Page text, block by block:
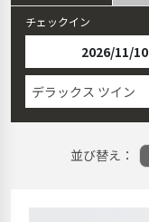
チェックイン
デラックス ツイン
並び替え：